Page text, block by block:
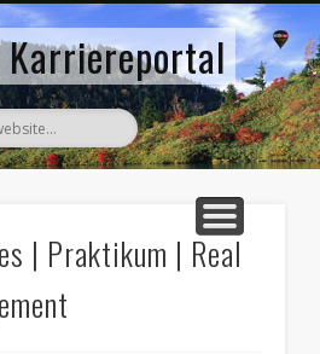
Karriereportal
STELLENANZEIGEN
ZUM WIBINET
| Praktikum | Real